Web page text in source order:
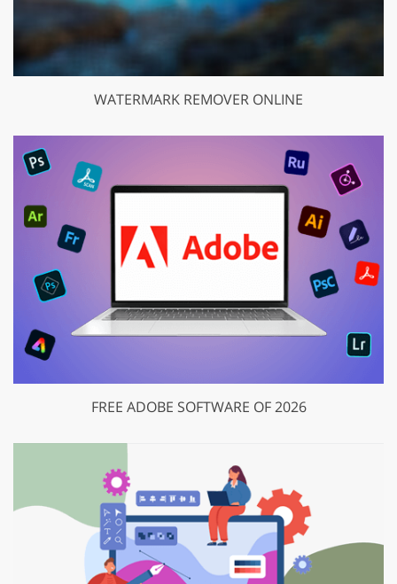
WATERMARK REMOVER ONLINE
FREE ADOBE SOFTWARE OF 2026